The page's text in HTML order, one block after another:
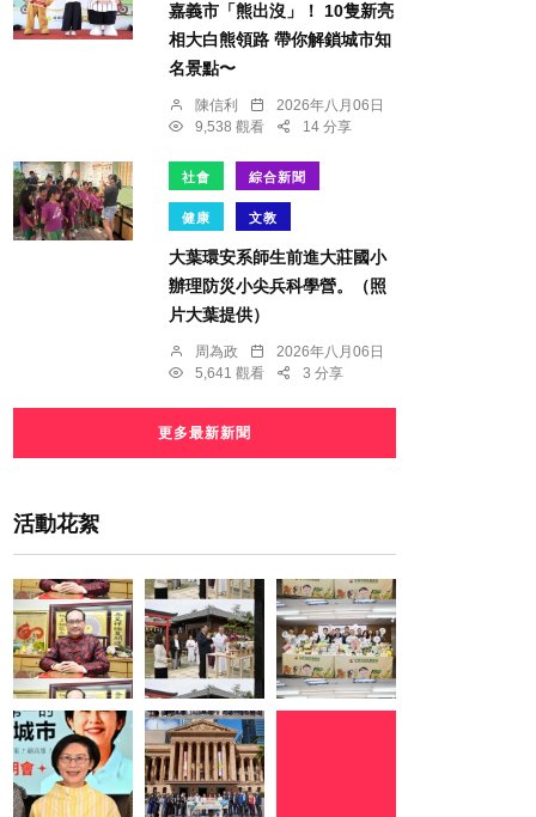
嘉義市「熊出沒」！ 10隻新亮
相大白熊領路 帶你解鎖城市知
名景點〜
陳信利
2026年八月06日
9,538 觀看
14 分享
社會 綜合新聞
健康 文教
大葉環安系師生前進大莊國小
辦理防災小尖兵科學營。（照
片大葉提供）
周為政
2026年八月06日
5,641 觀看
3 分享
更多最新新聞
活動花絮